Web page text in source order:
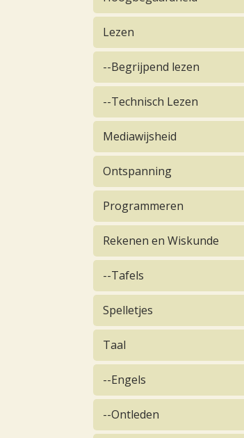
Lezen
--Begrijpend lezen
--Technisch Lezen
Mediawijsheid
Ontspanning
Programmeren
Rekenen en Wiskunde
--Tafels
Spelletjes
Taal
--Engels
--Ontleden